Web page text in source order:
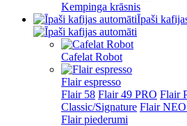
Kempinga krāsnis
Īpaši
Cafelat Robot
Flair espresso
Flair 58 Flair 49 PRO Flair
Classic/Signature Flair
Flair piederumi